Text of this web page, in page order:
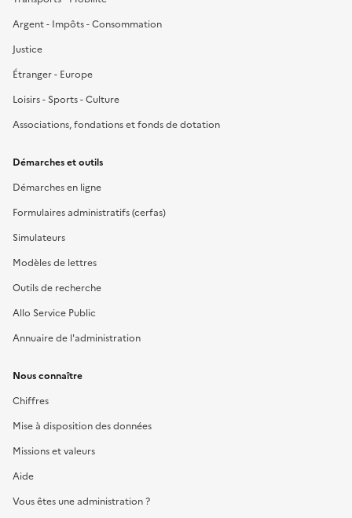
Argent - Impôts - Consommation
Justice
Étranger - Europe
Loisirs - Sports - Culture
Associations, fondations et fonds de dotation
Démarches et outils
Démarches en ligne
Formulaires administratifs (cerfas)
Simulateurs
Modèles de lettres
Outils de recherche
Allo Service Public
Annuaire de l'administration
Nous connaître
Chiffres
Mise à disposition des données
Missions et valeurs
Aide
Vous êtes une administration ?